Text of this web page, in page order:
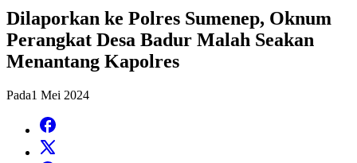
Dilaporkan ke Polres Sumenep, Oknum
Perangkat Desa Badur Malah Seakan
Menantang Kapolres
Pada1 Mei 2024